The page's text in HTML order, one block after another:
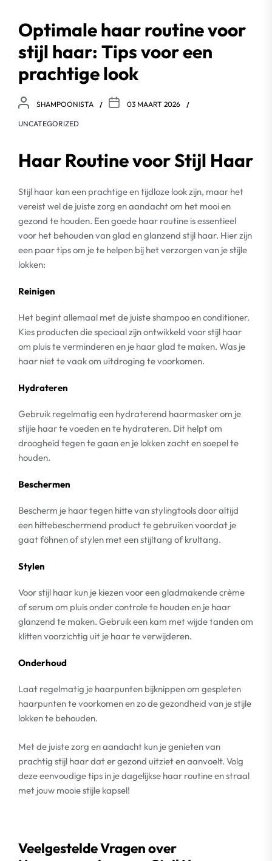
Optimale haar routine voor
stijl haar: Tips voor een
prachtige look
SHAMPOONISTA 03 MAART 2026
UNCATEGORIZED
Haar Routine voor Stijl Haar
Stijl haar kan een prachtige en tijdloze look zijn, maar het
vereist wel de juiste zorg en aandacht om het mooi en
gezond te houden. Een goede haar routine is essentieel
voor het behouden van glad en glanzend stijl haar. Hier zijn
een paar tips om je te helpen bij het verzorgen van je stijle
lokken:
Reinigen
Het begint allemaal met de juiste shampoo en conditioner.
Kies producten die speciaal zijn ontwikkeld voor stijl haar
om pluis te verminderen en je haar glad te maken. Was je
haar niet te vaak om uitdroging te voorkomen.
Hydrateren
Gebruik regelmatig een hydraterend haarmasker om je
stijle haar te voeden en te hydrateren. Dit helpt om
droogheid tegen te gaan en je lokken zacht en soepel te
houden.
Beschermen
Bescherm je haar tegen hitte van stylingtools door altijd
een hittebeschermend product te gebruiken voordat je
gaat föhnen of stylen met een stijltang of krultang.
Stylen
Voor stijl haar kun je kiezen voor een gladmakende crème
of serum om pluis onder controle te houden en je haar
glanzend te maken. Gebruik een kam met wijde tanden om
klitten voorzichtig uit je haar te verwijderen.
Onderhoud
Laat regelmatig je haarpunten bijknippen om gespleten
haarpunten te voorkomen en zo de gezondheid van je stijle
lokken te behouden.
Met de juiste zorg en aandacht kun je genieten van
prachtig stijl haar dat er gezond uitziet en aanvoelt. Volg
deze eenvoudige tips in je dagelijkse haar routine en straal
met jouw mooie stijle kapsel!
Veelgestelde Vragen over